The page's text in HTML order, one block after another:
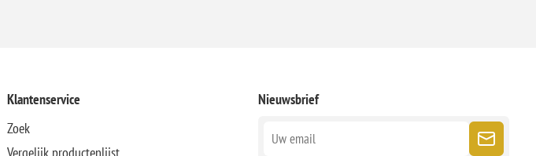
Klantenservice
Zoek
Vergelijk productenlijst
Nieuwsbrief